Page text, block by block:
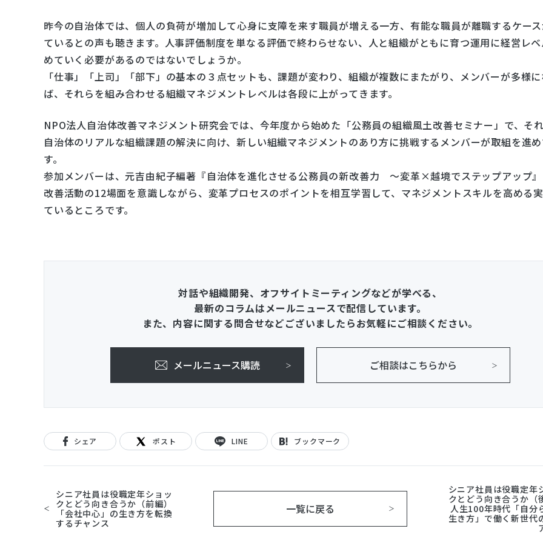
昨今の自治体では、個人の負荷が増加して心身に支障を来す職員が増える一方、有能な職員が離職するケー
ているとの声も聴きます。人事評価制度を単なる評価で終わらせない、人と組織がともに育つ運用に経営レ
めていく必要があるのではないでしょうか。
「仕事」「上司」「部下」の基本の３点セットも、課題が変わり、組織が複数にまたがり、メンバーが多様
ば、それらを組み合わせる組織マネジメントレベルは各段に上がってきます。
NPO法人自治体改善マネジメント研究会では、今年度から始めた「公務員の組織風土改善セミナー」で、そ
自治体のリアルな組織課題の解決に向け、新しい組織マネジメントのあり方に挑戦するメンバーが取組を進
す。
参加メンバーは、元吉由紀子編著『自治体を進化させる公務員の新改善力 ～変革×越境でステップアップ
改善活動の12場面を意識しながら、変革プロセスのポイントを相互学習して、マネジメントスキルを高める
ているところです。
対話や組織開発、オフサイトミーティングなどが学べる、
最新のコラムはメールニュースで配信しています。
また、内容に関する問合せなどございましたらお気軽にご相談ください。
メールニュース購読 ご相談はこちらから
シェア ポスト LINE ブックマーク
シニア社員は役職定年ショッ
クとどう向き合うか（前編）
「会社中心」の生き方を転換
するチャンス
一覧に戻る
シニア社員は役職定年
クとどう向き合うか（
人生100年時代「自分
生き方」で働く新世代